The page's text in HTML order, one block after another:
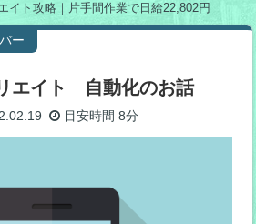
イト攻略｜片手間作業で日給22,802円
ー
エイト 自動化のお話
目安時間8分